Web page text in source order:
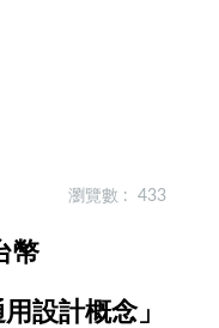
瀏覽數 : 433
幣
設計概念」